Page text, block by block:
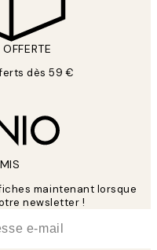
dès 59 €
maintenant lorsque
newsletter !